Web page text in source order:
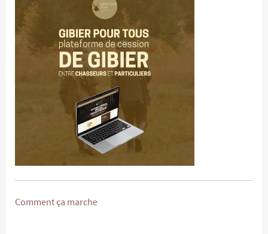
Comment ça marche